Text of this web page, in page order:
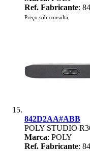
Ref. Fabricante:
Preço sob consulta
842D2AA#ABB
POLY STUDIO
Marca: POLY
Ref. Fabricante: